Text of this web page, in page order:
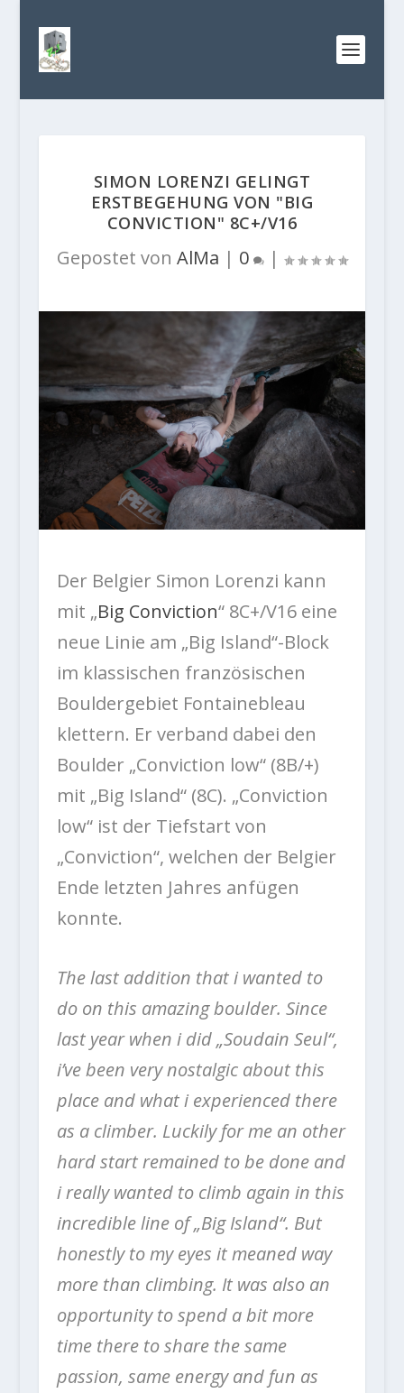
SIMON LORENZI GELINGT
ERSTBEGEHUNG VON "BIG
CONVICTION" 8C+/V16
Gepostet von AlMa | 0 |
Der Belgier Simon Lorenzi kann
mit „Big Conviction“ 8C+/V16 eine
neue Linie am „Big Island“-Block
im klassischen französischen
Bouldergebiet Fontainebleau
klettern. Er verband dabei den
Boulder „Conviction low“ (8B/+)
mit „Big Island“ (8C). „Conviction
low“ ist der Tiefstart von
„Conviction“, welchen der Belgier
Ende letzten Jahres anfügen
konnte.
The last addition that i wanted to
do on this amazing boulder. Since
last year when i did „Soudain Seul“,
i’ve been very nostalgic about this
place and what i experienced there
as a climber. Luckily for me an other
hard start remained to be done and
i really wanted to climb again in this
incredible line of „Big Island“. But
honestly to my eyes it meaned way
more than climbing. It was also an
opportunity to spend a bit more
time there to share the same
passion, same energy and fun as